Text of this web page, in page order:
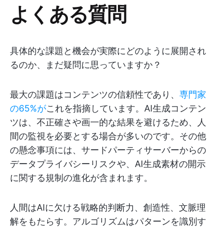
よくある質問
具体的な課題と機会が実際にどのように展開され
るのか、まだ疑問に思っていますか？
最大の課題はコンテンツの信頼性であり、 専門家
の65%がこれを指摘しています。AI生成コンテン
ツは、不正確さや画一的な結果を避けるため、人
間の監視を必要とする場合が多いのです。その他
の懸念事項には、サードパーティサーバーからの
データプライバシーリスクや、AI生成素材の開示
に関する規制の進化が含まれます。
人間はAIに欠ける戦略的判断力、創造性、文脈理
解をもたらす。アルゴリズムはパターンを識別す